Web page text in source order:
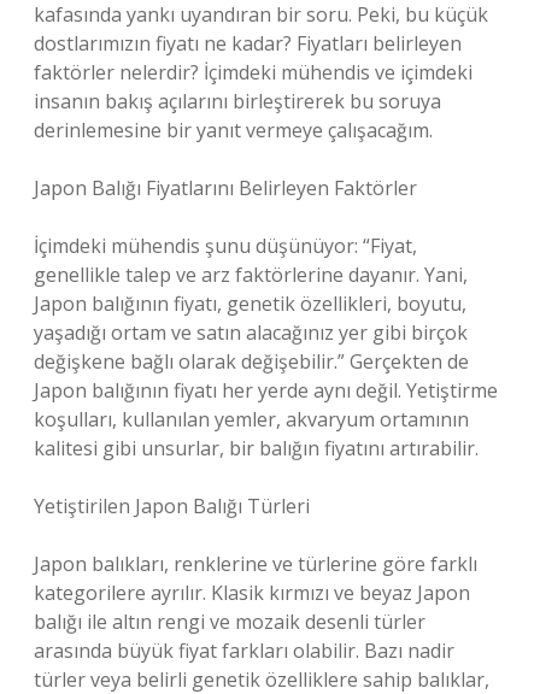
kafasında yankı uyandıran bir soru. Peki, bu küçük
dostlarımızın fiyatı ne kadar? Fiyatları belirleyen
faktörler nelerdir? İçimdeki mühendis ve içimdeki
insanın bakış açılarını birleştirerek bu soruya
derinlemesine bir yanıt vermeye çalışacağım.
Japon Balığı Fiyatlarını Belirleyen Faktörler
İçimdeki mühendis şunu düşünüyor: “Fiyat,
genellikle talep ve arz faktörlerine dayanır. Yani,
Japon balığının fiyatı, genetik özellikleri, boyutu,
yaşadığı ortam ve satın alacağınız yer gibi birçok
değişkene bağlı olarak değişebilir.” Gerçekten de
Japon balığının fiyatı her yerde aynı değil. Yetiştirme
koşulları, kullanılan yemler, akvaryum ortamının
kalitesi gibi unsurlar, bir balığın fiyatını artırabilir.
Yetiştirilen Japon Balığı Türleri
Japon balıkları, renklerine ve türlerine göre farklı
kategorilere ayrılır. Klasik kırmızı ve beyaz Japon
balığı ile altın rengi ve mozaik desenli türler
arasında büyük fiyat farkları olabilir. Bazı nadir
türler veya belirli genetik özelliklere sahip balıklar,